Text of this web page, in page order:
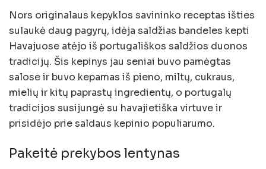
Nors originalaus kepyklos savininko receptas išties
sulaukė daug pagyrų, idėja saldžias bandeles kepti
Havajuose atėjo iš portugališkos saldžios duonos
tradicijų. Šis kepinys jau seniai buvo pamėgtas
salose ir buvo kepamas iš pieno, miltų, cukraus,
mielių ir kitų paprastų ingredientų, o portugalų
tradicijos susijungė su havajietiška virtuve ir
prisidėjo prie saldaus kepinio populiarumo.
Pakeitė prekybos lentynas